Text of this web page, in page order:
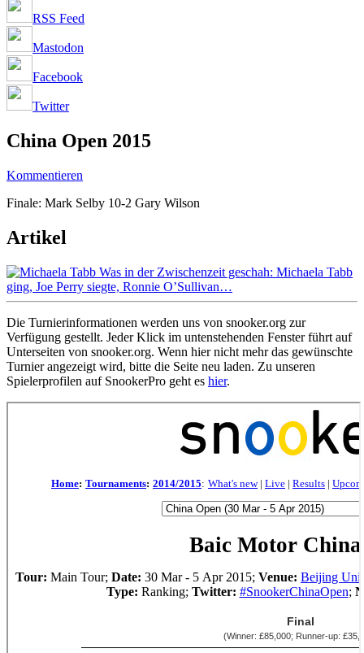
RSS Feed
Mastodon
Facebook
Twitter
China Open 2015
Kommentieren
Finale: Mark Selby 10-2 Gary Wilson
Artikel
Was in der Zwischenzeit geschah: Michaela Tabb
ging, Joe Perry siegte, Ronnie O’Sullivan…
Die Turnierinformationen werden uns von snooker.org zur
Verfügung gestellt. Jeder Klick im untenstehenden Fenster führt auf
Unterseiten von snooker.org. Wenn hier nicht mehr das gewünschte
Turnier angezeigt wird, bitte die Seite neu laden. Zu unseren
Spielerprofilen auf SnookerPro geht es hier.